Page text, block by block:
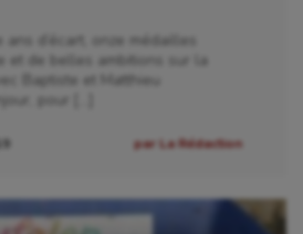
ans d’écart, onze médailles
et de belles ambitions sur la
Baptiste et Matthieu
pour […]
par La Rédaction